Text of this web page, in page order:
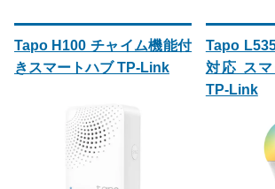
Tapo H100 チャイム機能付
きスマートハブ TP-Link
Tapo
対応 ス
TP-Link